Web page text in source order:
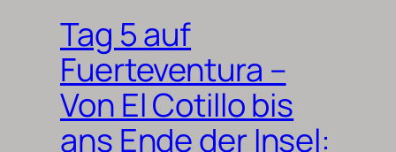
Tag 5 auf
Fuerteventura –
Von El Cotillo bis
ans Ende der Insel: